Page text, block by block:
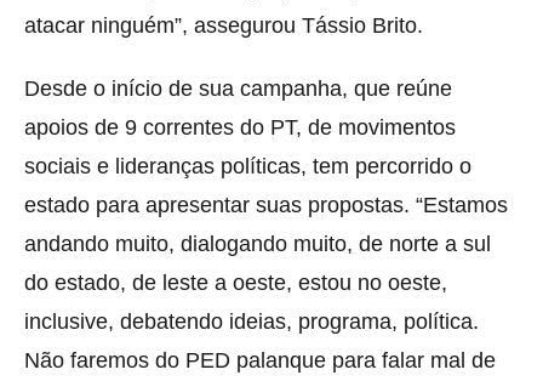
atacar ninguém”, assegurou Tássio Brito.
Desde o início de sua campanha, que reúne
apoios de 9 correntes do PT, de movimentos
sociais e lideranças políticas, tem percorrido o
estado para apresentar suas propostas. “Estamos
andando muito, dialogando muito, de norte a sul
do estado, de leste a oeste, estou no oeste,
inclusive, debatendo ideias, programa, política.
Não faremos do PED palanque para falar mal de